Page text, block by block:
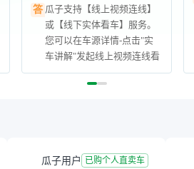
答 瓜子支持【线上视频连线】
或【线下实体看车】服务。
您可以在车源详情-点击"实
车讲解"发起线上视频连线看
车，边看边聊，车况一目了
然，对车子还满意的话，下
瓜子用户 已购个人直卖车